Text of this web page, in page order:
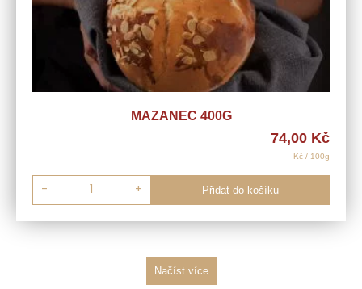
MAZANEC 400G
74,00 Kč
Kč / 100g
- + Přidat do košíku
Načíst více